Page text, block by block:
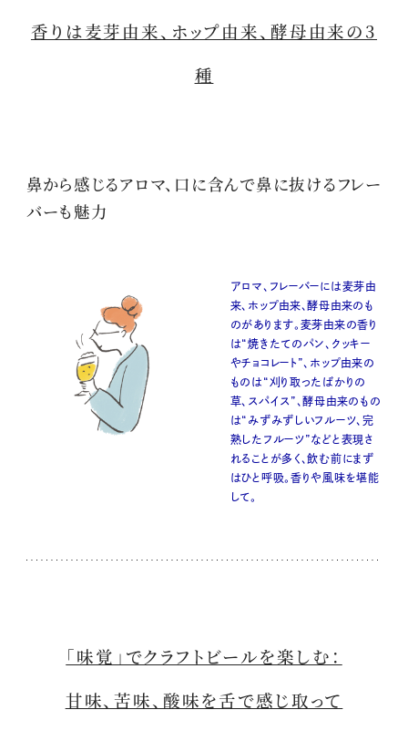
香りは麦芽由来、ホップ由来、酵母由来の3
種
鼻から感じるアロマ、口に含んで鼻に抜けるフレー
バーも魅力
アロマ、フレーバーには麦芽由
来、ホップ由来、酵母由来のも
のがあります。麦芽由来の香り
は“焼きたてのパン、クッキー
やチョコレート”、ホップ由来の
ものは“刈り取ったばかりの
草、スパイス”、酵母由来のもの
は“みずみずしいフルーツ、完
熟したフルーツ”などと表現さ
れることが多く、飲む前にまず
はひと呼吸。香りや風味を堪能
して。
「味覚」でクラフトビールを楽しむ：
甘味、苦味、酸味を舌で感じ取って